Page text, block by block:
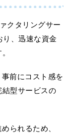
クタリングサー
り、迅速な資金
前にコスト感を
型サービスの
られるため、